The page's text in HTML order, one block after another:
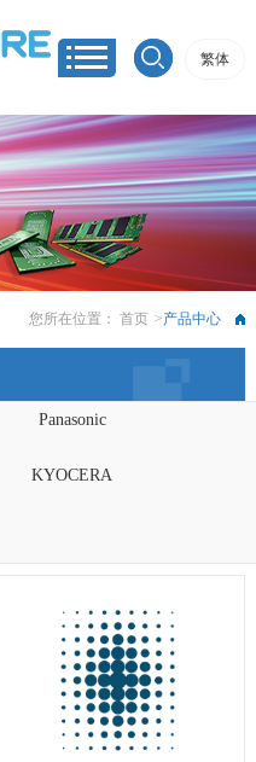
繁体
您所在位置：首页 >产品中心
Panasonic
KYOCERA